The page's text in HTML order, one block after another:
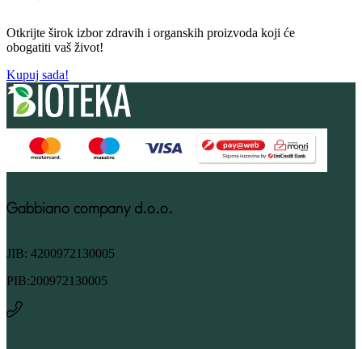
Otkrijte širok izbor zdravih i organskih proizvoda koji će
obogatiti vaš život!
Kupuj sada!
Gabbiano company d.o.o.
JIB: 4200972130005
PIB:200972130005